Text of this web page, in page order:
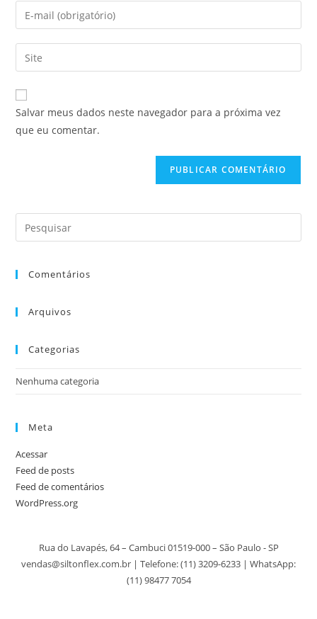
Salvar meus dados neste navegador para a próxima vez
que eu comentar.
Comentários
Arquivos
Categorias
Nenhuma categoria
Meta
Acessar
Feed de posts
Feed de comentários
WordPress.org
Rua do Lavapés, 64 – Cambuci 01519-000 – São Paulo - SP
vendas@siltonflex.com.br | Telefone:(11) 3209-6233 | WhatsApp:
(11) 98477 7054